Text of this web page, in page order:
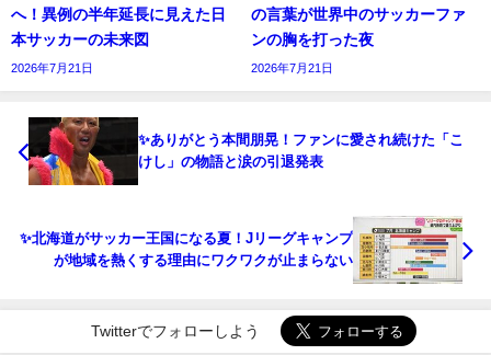
へ！異例の半年延長に見えた日
本サッカーの未来図
2026年7月21日
の言葉が世界中のサッカーファ
ンの胸を打った夜
2026年7月21日
✨ありがとう本間朋晃！ファンに愛され続けた「こ
けし」の物語と涙の引退発表
✨北海道がサッカー王国になる夏！Jリーグキャンプ
が地域を熱くする理由にワクワクが止まらない
Twitterでフォローしよう